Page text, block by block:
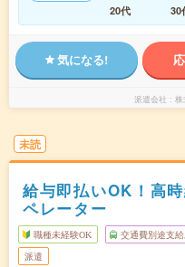
20代
30
気になる!
派遣会社 株
未読
給与即払いOK！高
ペレーター
職種未経験OK 交通費別途支給
派遣